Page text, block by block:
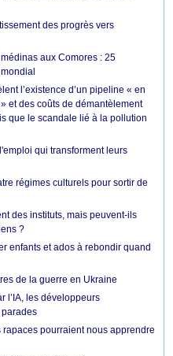
des progrès vers
aux Comores : 25
l’existence d’un pipeline « en
et des coûts de démantèlement
que le scandale lié à la pollution
qui transforment leurs
régimes culturels pour sortir de
des instituts, mais peuvent-ils
?
enfants et ados à rebondir quand
de la guerre en Ukraine
l’IA, les développeurs
pourraient nous apprendre